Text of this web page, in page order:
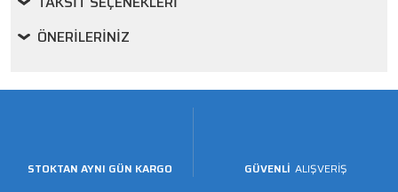
ÖNERILERINIZ
STOKTAN AYNI GÜN KARGO GÜVENLİ ALIŞVERİŞ